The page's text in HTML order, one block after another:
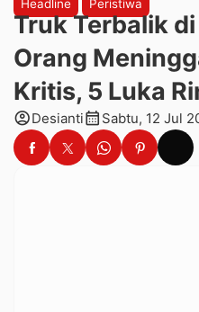
Headline Peristiwa
Truk Terbalik
Orang
Kritis, 5 Luka
account_circleDesianticalendar_month Sabtu, 12 Jul